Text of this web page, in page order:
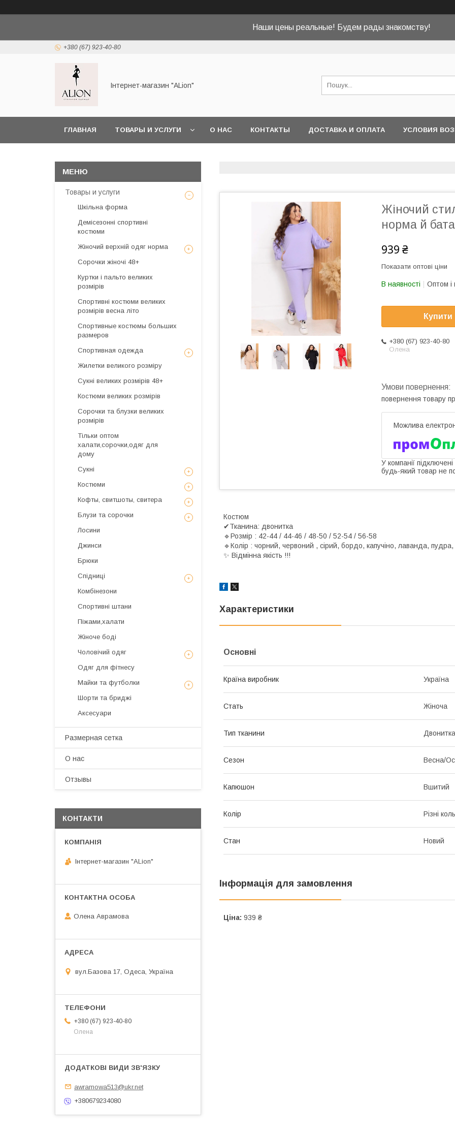
Наши цены реальные! Будем рады знакомству!
+380 (67) 923-40-80
Інтернет-магазин "ALіon"
ГЛАВНАЯ ТОВАРЫ И УСЛУГИ О НАС КОНТАКТЫ ДОСТАВКА И ОПЛАТА УСЛОВИЯ
Жіночий
норма й
939 ₴
Показати оптові ціни
В наявності Оптом і
Купити
+380 (67) 923-40-80
Олена
повернення товару
У компанії
будь-який товар не
Костюм
✔Тканина: двонитка
🔹Розмір : 42-44 / 44-46 / 48-50 / 52-54 / 56-58
🔹Колір : чорний, червоний , сірий, бордо, капучіно, лаванда,
✨ Відмінна якість !!!
Характеристики
Основні
Країна виробник Україна
Стать Жіноча
Тип тканини Двонитка
Сезон Весна/
Капюшон Вшитий
Колір Різні
Стан Новий
Інформація для замовлення
Ціна: 939 ₴
Товары и услуги
Шкільна форма
Демісезонні спортивні
костюми
Жіночий верхній одяг норма
Сорочки жіночі 48+
Куртки і пальто великих
розмірів
Спортивні костюми великих
розмірів весна літо
Спортивные костюмы больших
размеров
Спортивная одежда
Жилетки великого розміру
Сукні великих розмірів 48+
Костюми великих розмірів
Сорочки та блузки великих
розмірів
Тільки оптом
халати,сорочки,одяг для
дому
Сукні
Костюми
Кофты, свитшоты, свитера
Блузи та сорочки
Лосини
Джинси
Брюки
Спідниці
Комбінезони
Спортивні штани
Піжами,халати
Жіноче боді
Чоловічий одяг
Одяг для фітнесу
Майки та футболки
Шорти та бриджі
Аксесуари
Размерная сетка
О нас
Отзывы
КОНТАКТИ
Інтернет-магазин "ALіon"
Олена Аврамова
вул.Базова 17, Одеса, Україна
+380 (67) 923-40-80
Олена
awramowa513@ukr.net
+380679234080